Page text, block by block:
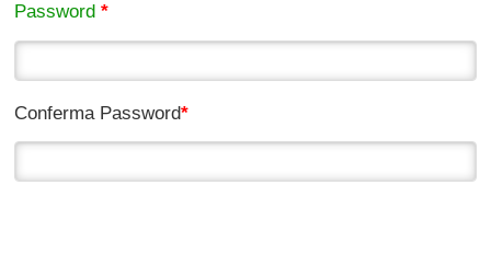
Password *
Conferma Password*